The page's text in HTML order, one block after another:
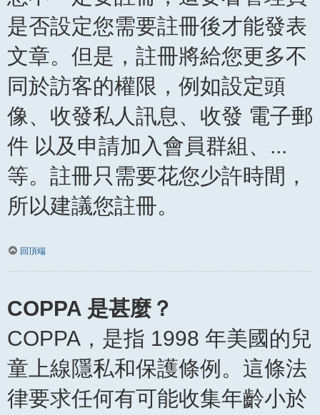
是否設定您需要註冊後才能發表
文章。但是，註冊將給您更多不
同於訪客的權限，例如設定頭
像、收發私人訊息、收發 電子郵
件 以及申請加入會員群組、...
等。註冊只需要花您少許時間，
所以建議您註冊。
回頂端
COPPA 是甚麼？
COPPA，是指 1998 年美國的兒
童上線隱私和保護條例。這條法
律要求任何有可能收集年齡小於